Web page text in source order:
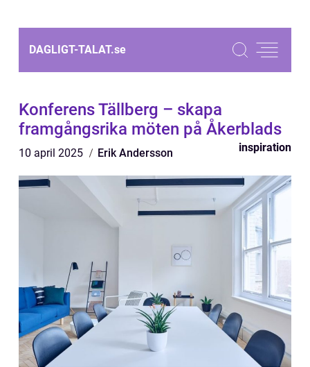
DAGLIGT-TALAT.se
Konferens Tällberg – skapa
framgångsrika möten på Åkerblads
10 april 2025 Erik Andersson inspiration